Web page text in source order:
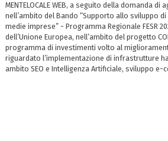
MENTELOCALE WEB, a seguito della domanda
nell’ambito del Bando “Supporto allo sviluppo
medie imprese” - Programma Regionale FESR
dell’Unione Europea, nell’ambito del progetto
programma di investimenti volto al
riguardato l’implementazione di infrastrutture
ambito SEO e Intelligenza Artificiale, sviluppo e-